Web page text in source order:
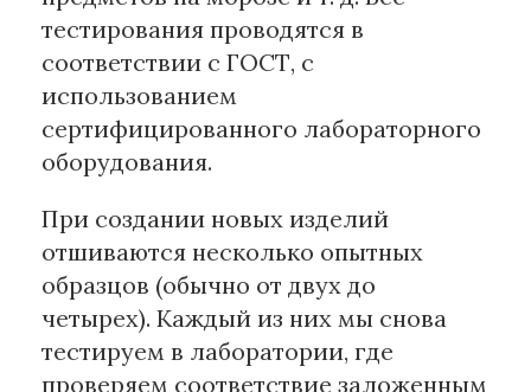
тестирования проводятся в
соответствии с ГОСТ, с
использованием
сертифицированного лабораторного
оборудования.
При создании новых изделий
отшиваются несколько опытных
образцов (обычно от двух до
четырех). Каждый из них мы снова
тестируем в лаборатории, где
проверяем соответствие заложенным